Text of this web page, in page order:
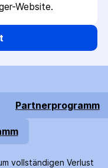
Website.
Partnerprogramm
voll­ständigen Verlust